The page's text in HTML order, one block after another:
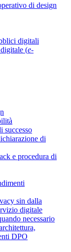
di design
digitali
(e-
successo
di
e procedura di
sin dalla
digitale
necessario
DPO